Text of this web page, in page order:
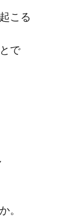
こる​
で​
。​